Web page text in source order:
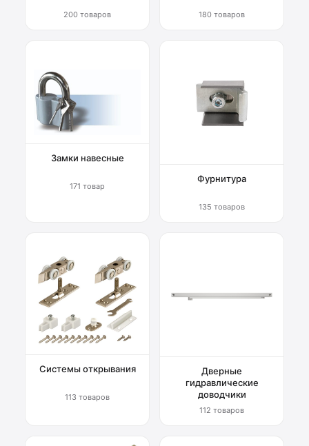
200 товаров 180 товаров
Замки навесные
171 товар
Фурнитура
135 товаров
Системы открывания
113 товаров
Дверные
гидравлические
доводчики
112 товаров